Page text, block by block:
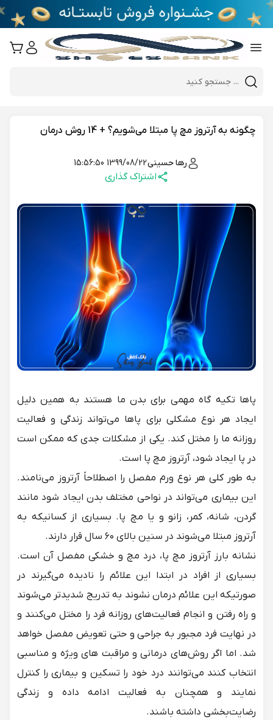
Mobile header search
چگونه به آرتروز مچ پا مبتلا می‌شویم؟ + 14 روش درمان
رها حسینی1399/08/22 15:56:50
اشتراک گذاری
پاها تکیه گاه مهمی برای بدن ما هستند به همین دلیل
ایجاد هر نوع مشکلی برای پاها می‌تواند زندگی و فعالیت
روزانه ما را مختل کند. یکی از مشکلات جدی که ممکن است
در پا ایجاد شود، آرتروز مچ پا است.
به طور کلی هر نوع ورم مفصل را اصطلاحاً آرتروز می‌نامند.
این بیماری می‌تواند در نواحی مختلف بدن ایجاد شود مانند
گردن، شانه، کمر، زانو و یا مچ پا. بسیاری از کسانیکه به
آرتروز مبتلا می‌شوند در سنین بالای ۶۰ سال قرار دارند.
نشانه بارز آرتروز مچ پا، درد مچ و خشکی مفصل آن است.
بسیاری از افراد در ابتدا این علائم را نادیده می‌گیرند در
صورتیکه این علائم درمان نشوند به ‌تدریج شدیدتر می‌شوند
و راه رفتن و انجام فعالیت‌های روزانه فرد را مختل می‌کنند و
در نهایت فرد مجبور به جراحی و حتی تعویض مفصل خواهد
شد. اما اگر روش‌های درمانی و مراقبت های ویژه و مناسبی
انتخاب کنند می‌توانند درد خود را تسکین و بیماری را کنترل
نمایند و همچنان به فعالیت ادامه داده و زندگی
رضایت‌بخشی داشته باشند.